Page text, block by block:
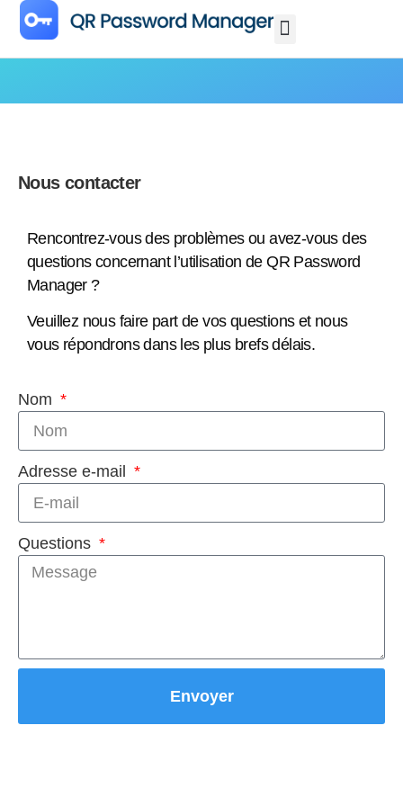
Nous contacter
Rencontrez-vous des problèmes ou avez-vous des
questions concernant l’utilisation de QR Password
Manager ?
Veuillez nous faire part de vos questions et nous
vous répondrons dans les plus brefs délais.
Nom
Adresse e-mail
Questions
Envoyer